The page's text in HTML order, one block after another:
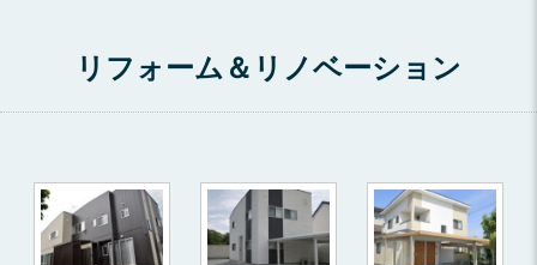
リフォーム＆リノベーション